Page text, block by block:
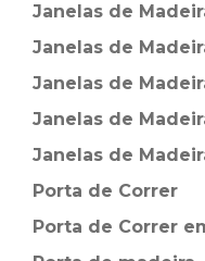
Janelas de
Janelas de
Janelas de
Janelas de
Janelas de
Porta de Correr
Porta de Correr